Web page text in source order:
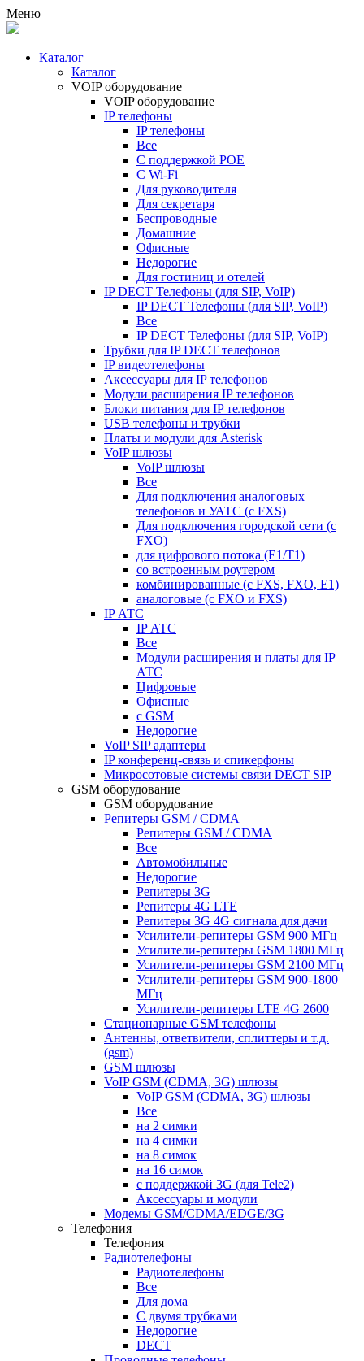
Меню
Каталог
Каталог
VOIP оборудование
VOIP оборудование
IP телефоны
IP телефоны
Все
С поддержкой POE
C Wi-Fi
Для руководителя
Для секретаря
Беспроводные
Домашние
Офисные
Недорогие
Для гостиниц и отелей
IP DECT Телефоны (для SIP, VoIP)
IP DECT Телефоны (для SIP, VoIP)
Все
IP DECT Телефоны (для SIP, VoIP)
Трубки для IP DECT телефонов
IP видеотелефоны
Аксессуары для IP телефонов
Модули расширения IP телефонов
Блоки питания для IP телефонов
USB телефоны и трубки
Платы и модули для Asterisk
VoIP шлюзы
VoIP шлюзы
Все
Для подключения аналоговых
телефонов и УАТС (с FXS)
Для подключения городской сети (с
FXO)
для цифрового потока (E1/T1)
со встроенным роутером
комбинированные (c FXS, FXO, E1)
аналоговые (с FXO и FXS)
IP АТС
IP АТС
Все
Модули расширения и платы для IP
АТС
Цифровые
Офисные
с GSM
Недорогие
VoIP SIP адаптеры
IP конференц-связь и спикерфоны
Микросотовые системы связи DECT SIP
GSM оборудование
GSM оборудование
Репитеры GSM / CDMA
Репитеры GSM / CDMA
Все
Автомобильные
Недорогие
Репитеры 3G
Репитеры 4G LTE
Репитеры 3G 4G сигнала для дачи
Усилители-репитеры GSM 900 МГц
Усилители-репитеры GSM 1800 МГц
Усилители-репитеры GSM 2100 МГц
Усилители-репитеры GSM 900-1800
МГц
Усилители-репитеры LTE 4G 2600
Стационарные GSM телефоны
Антенны, ответвители, сплиттеры и т.д.
(gsm)
GSM шлюзы
VoIP GSM (CDMA, 3G) шлюзы
VoIP GSM (CDMA, 3G) шлюзы
Все
на 2 симки
на 4 симки
на 8 симок
на 16 симок
с поддержкой 3G (для Tele2)
Аксессуары и модули
Модемы GSM/CDMA/EDGE/3G
Телефония
Телефония
Радиотелефоны
Радиотелефоны
Все
Для дома
С двумя трубками
Недорогие
DECT